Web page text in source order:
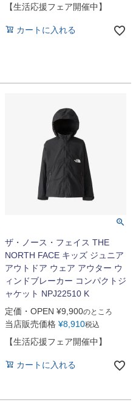
【生活応援フェア開催中】
カートに入れる
ザ・ノース・フェイス THE
NORTH FACE キッズ ジュニア
アウトドア ウェア アウター ウ
ィンドブレーカー コンパクトジ
ャケット NPJ22510 K
定価・OPEN ¥9,900のところ
当店販売価格 ¥8,910税込
【生活応援フェア開催中】
カートに入れる